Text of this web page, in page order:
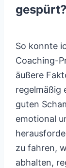
gespürt?
So konnte
Coaching-
äußere
regelmäßig
guten
emotional
zu fahren,
abhalten,